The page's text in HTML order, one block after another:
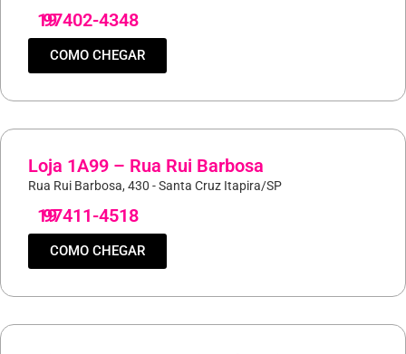
19
97402-4348
COMO CHEGAR
Loja 1A99 – Rua Rui Barbosa
Rua Rui Barbosa, 430 - Santa Cruz Itapira/SP
19
97411-4518
COMO CHEGAR